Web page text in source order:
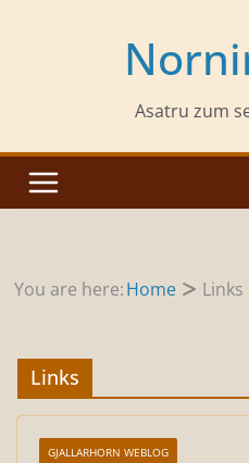
Asatru zum
You are here:Home Links
Links
GJALLARHORN WEBLOG